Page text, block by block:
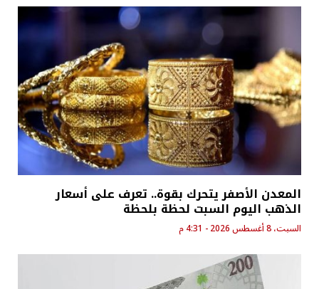
المعدن الأصفر يتحرك بقوة.. تعرف على أسعار
الذهب اليوم السبت لحظة بلحظة
السبت، 8 أغسطس 2026 - 4:31 م